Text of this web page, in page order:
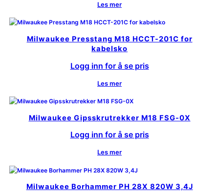
Les mer
Milwaukee Presstang M18 HCCT-201C for
kabelsko
Logg inn for å se pris
Les mer
Milwaukee Gipsskrutrekker M18 FSG-0X
Logg inn for å se pris
Les mer
Milwaukee Borhammer PH 28X 820W 3,4J